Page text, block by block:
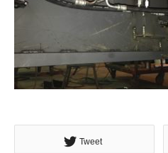
Tweet